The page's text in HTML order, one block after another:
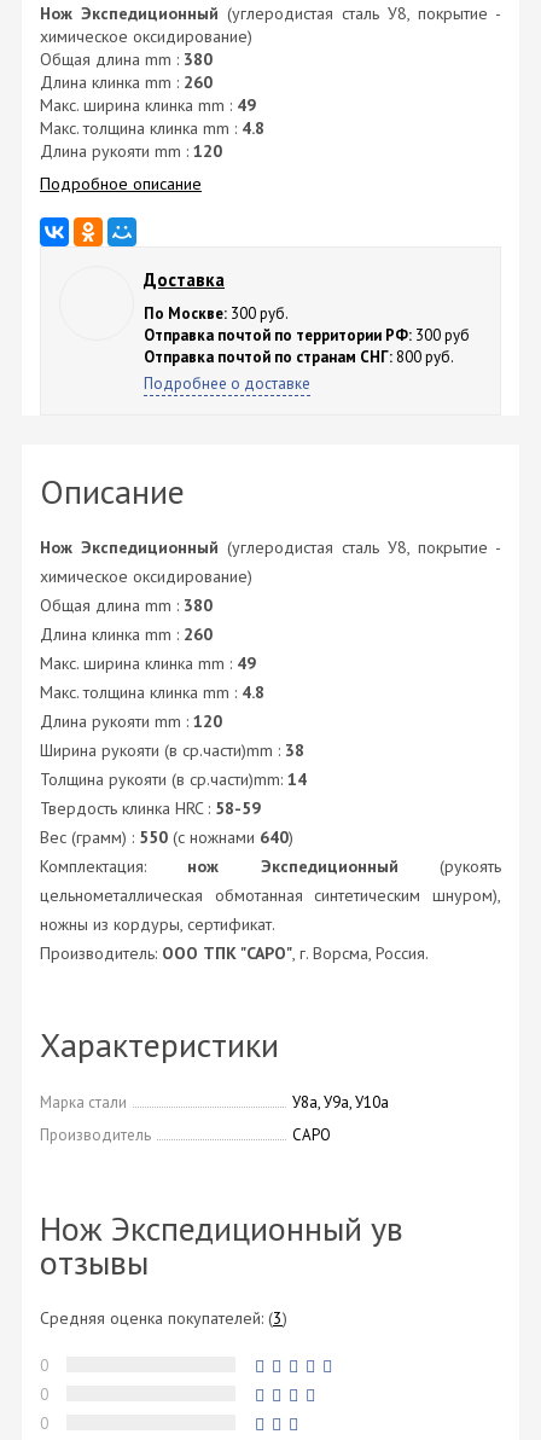
Нож Экспедиционный (углеродистая сталь У8, покрытие -
химическое оксидирование)
Общая длина mm : 380
Длина клинка mm : 260
Макс. ширина клинка mm : 49
Макс. толщина клинка mm : 4.8
Длина рукояти mm : 120
Подробное описание
Доставка
По Москве: 300 руб.
Отправка почтой по территории РФ: 300 руб
Отправка почтой по странам СНГ: 800 руб.
Подробнее о доставке
Описание
Нож Экспедиционный (углеродистая сталь У8, покрытие -
химическое оксидирование)
Общая длина mm : 380
Длина клинка mm : 260
Макс. ширина клинка mm : 49
Макс. толщина клинка mm : 4.8
Длина рукояти mm : 120
Ширина рукояти (в ср.части)mm : 38
Толщина рукояти (в ср.части)mm: 14
Твердость клинка HRC : 58-59
Вес (грамм) : 550 (с ножнами 640)
Комплектация: нож Экспедиционный (рукоять
цельнометаллическая обмотанная синтетическим шнуром),
ножны из кордуры, сертификат.
Производитель: ООО ТПК "САРО", г. Ворсма, Россия.
Характеристики
Марка стали
У8а, У9а, У10а
Производитель
САРО
Нож Экспедиционный ув
отзывы
Средняя оценка покупателей: (3)
0
0
0